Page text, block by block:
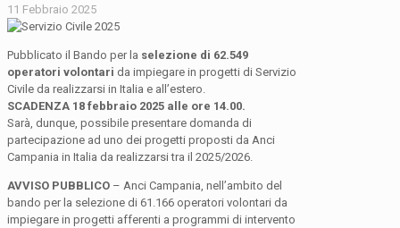
11 Febbraio 2025
Pubblicato il Bando per la selezione di 62.549
operatori volontari da impiegare in progetti di Servizio
Civile da realizzarsi in Italia e all’estero.
SCADENZA 18 febbraio 2025 alle ore 14.00.
Sarà, dunque, possibile presentare domanda di
partecipazione ad uno dei progetti proposti da Anci
Campania in Italia da realizzarsi tra il 2025/2026.
AVVISO PUBBLICO – Anci Campania, nell’ambito del
bando per la selezione di 61.166 operatori volontari da
impiegare in progetti afferenti a programmi di intervento